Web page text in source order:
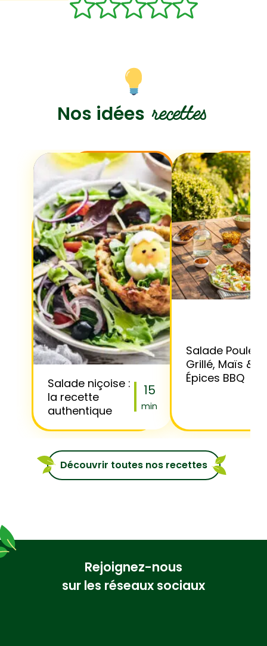
Nos idées recettes
Salade niçoise :
la recette
authentique
15
min
Salade Poulet
Grillé, Maïs &
Épices BBQ
Découvrir toutes nos recettes
Rejoignez-nous
sur les réseaux sociaux